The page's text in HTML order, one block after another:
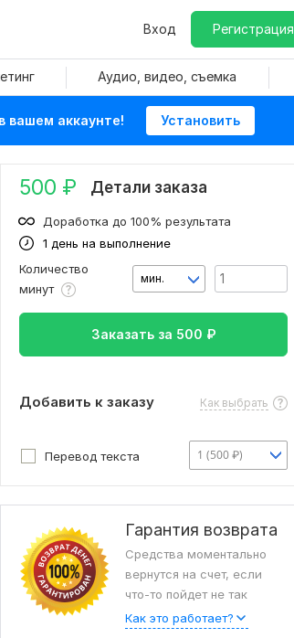
Вход Регистрация
Аудио, видео, съемка
вашем аккаунте! Установить
500 ₽ Детали заказа
1 день на выполнение
Доработка до 100% результата
Количество
минут
мин.
Заказать за 500 ₽
Добавить к заказу Как выбрать
Перевод текста 1 (500 ₽)
Гарантия возврата
Средства моментально
вернутся на счет, если
что-то пойдет не так
Как это работает?